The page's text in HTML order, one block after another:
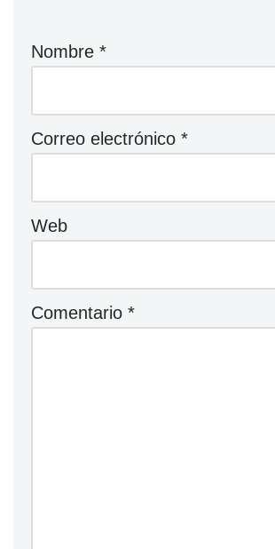
Nombre *
Correo electrónico *
Web
Comentario *